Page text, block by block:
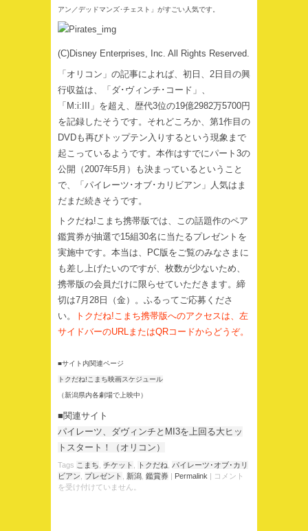
アン／デッドマンズ･チェスト」がすごい人気です。
(C)Disney Enterprises, Inc. All Rights Reserved.
「オリコン」の記事によれば、初日、2日目の興
行収益は、「ダ･ヴィンチ･コード」、
「M:i:III」を超え、歴代3位の19億2982万5700円
を記録したそうです。それどころか、第1作目の
DVDも再びトップテン入りするという現象まで
起こっているようです。本作はすでにパート3の
公開（2007年5月）も決まっているということ
で、「パイレーツ･オブ･カリビアン」人気はま
だまだ続きそうです。
トクだね!こまち携帯版では、この話題作のペア
鑑賞券が抽選で15組30名に当たるプレゼントを
実施中です。本当は、PC版をご覧のみなさまに
も差し上げたいのですが、枚数が少ないため、
携帯版の会員だけに限らせていただきます。締
切は7月28日（金）。ふるってご応募くださ
い。
トクだね!こまち携帯版へのアクセスは、左
サイドバーのURLまたはQRコードからどうぞ。
■サイト内関連ページ
トクだね!こまち映画スケジュール
（新潟県内各劇場で上映中）
■関連サイト
パイレーツ、ダヴィンチとMI3を上回る大ヒッ
トスタート！（オリコン）
Tags こまち チケット トクだね
パイレーツ･オブ･カリ
ビアン
プレゼント 新潟 鑑賞券 | Permalink | コメント
を受け付けていません。